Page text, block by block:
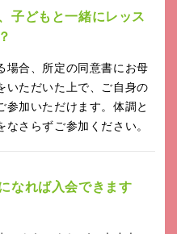
子どもと一緒にレッス
場合、所定の同意書にお母
いただいた上で、ご自身の
参加いただけます。体調と
さらずご参加ください。
なれば入会できます